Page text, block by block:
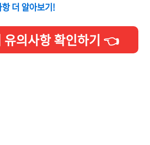
더 알아보기!
유의사항 확인하기 👈